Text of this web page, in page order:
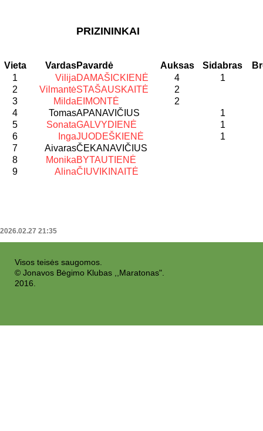
PRIZININKAI
Vieta VardasPavardė Auksas Sidabras
1
VilijaDAMAŠICKIENĖ 4
1
2
VilmantėSTAŠAUSKAITĖ
2
3
MildaEIMONTĖ
2
4
TomasAPANAVIČIUS
1
5
SonataGALVYDIENĖ
1
6
IngaJUODEŠKIENĖ
1
7
AivarasČEKANAVIČIUS
8
MonikaBYTAUTIENĖ
9
AlinaČIUVIKINAITĖ
2026.02.27 21:35
Visos teisės saugomos.
© Jonavos Bėgimo Klubas ,,Maratonas".
2016.